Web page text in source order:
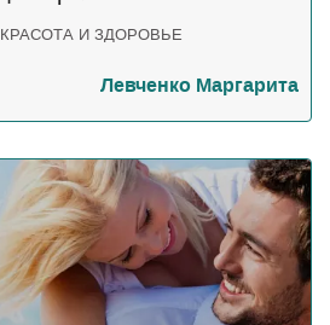
КРАСОТА И ЗДОРОВЬЕ
Левченко Маргарита